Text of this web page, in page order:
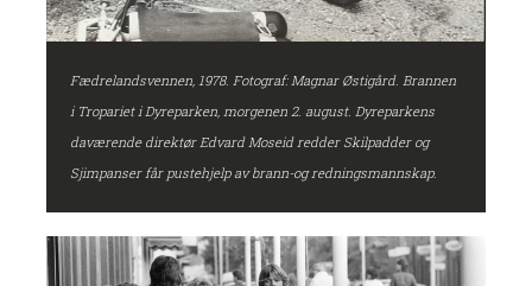
Fædrelandsvennen, 1978. Fotograf: Magnar Østigård. Brannen
i Tropariet i Dyreparken, morgenen 2. august. Dyreparkens
daværende direktør Edvard Moseid redder Skilpadder og
Sjimpanser får pustehjelp av brann-og redningsmannskap.